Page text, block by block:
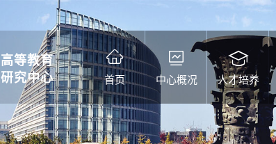
高等教育
研究中心
首页 中心概况 人才培养